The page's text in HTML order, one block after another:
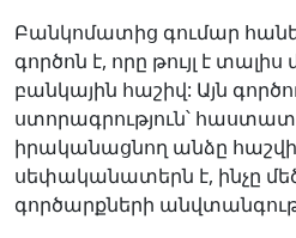
Բանկոմատից գումար
գործոն է, որը թույլ է տալիս
բանկային հաշիվ: Այն
ստորագրություն՝
իրականացնող անձը
սեփականատերն է, ինչը
գործարքների